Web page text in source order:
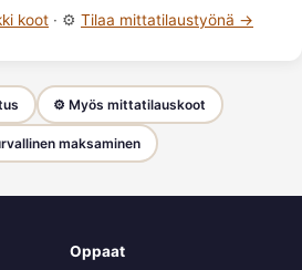
koot · ⚙️ Tilaa mittatilaustyönä →
⚙️ Myös mittatilauskoot
maksaminen
Oppaat